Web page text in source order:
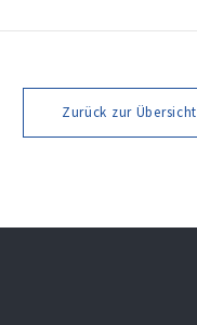
Zurück zur Übersicht